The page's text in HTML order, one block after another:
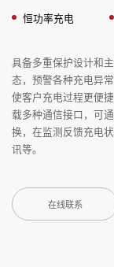
恒功率充电
具备多重保护设计和
态，预警各种充电异
使客户充电过程更便
载多种通信接口，可
换，在监测反馈充电
讯等。
在线联系